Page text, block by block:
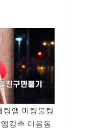
앱 미팅불팅
강추 미음동